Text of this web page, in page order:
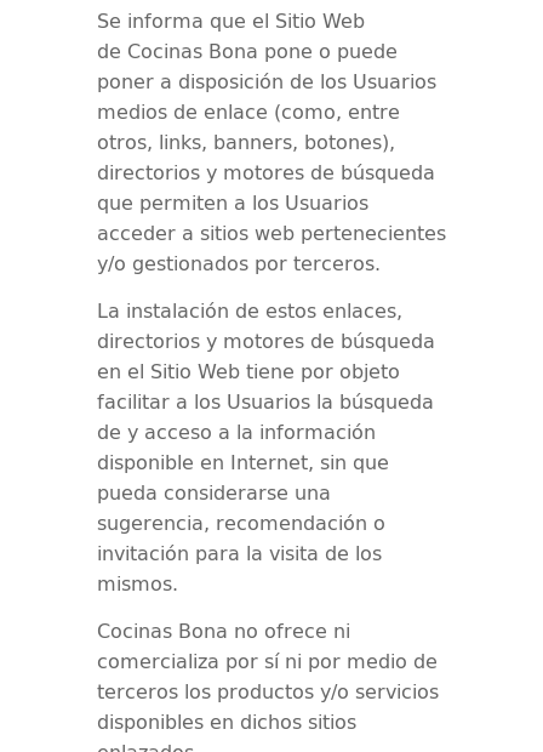
Se informa que el Sitio Web
de Cocinas Bona pone o puede
poner a disposición de los Usuarios
medios de enlace (como, entre
otros, links, banners, botones),
directorios y motores de búsqueda
que permiten a los Usuarios
acceder a sitios web pertenecientes
y/o gestionados por terceros.
La instalación de estos enlaces,
directorios y motores de búsqueda
en el Sitio Web tiene por objeto
facilitar a los Usuarios la búsqueda
de y acceso a la información
disponible en Internet, sin que
pueda considerarse una
sugerencia, recomendación o
invitación para la visita de los
mismos.
Cocinas Bona no ofrece ni
comercializa por sí ni por medio de
terceros los productos y/o servicios
disponibles en dichos sitios